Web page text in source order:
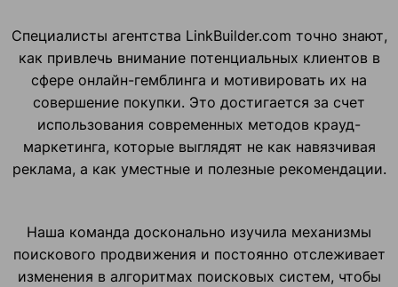
Специалисты агентства LinkBuilder.com точно знают,
как привлечь внимание потенциальных клиентов в
сфере онлайн-гемблинга и мотивировать их на
совершение покупки. Это достигается за счет
использования современных методов крауд-
маркетинга, которые выглядят не как навязчивая
реклама, а как уместные и полезные рекомендации.
Наша команда досконально изучила механизмы
поискового продвижения и постоянно отслеживает
изменения в алгоритмах поисковых систем, чтобы